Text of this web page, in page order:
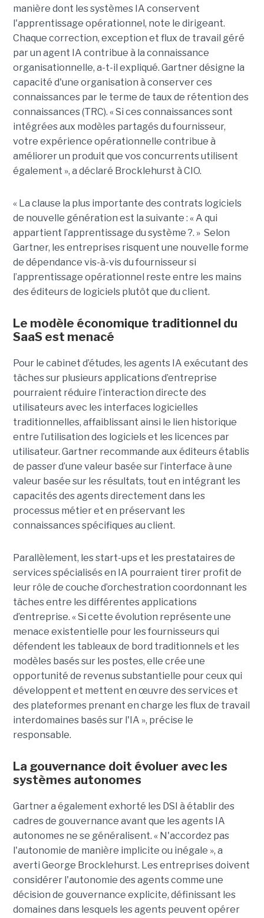
manière dont les systèmes IA conservent
l'apprentissage opérationnel, note le dirigeant.
Chaque correction, exception et flux de travail géré
par un agent IA contribue à la connaissance
organisationnelle, a-t-il expliqué. Gartner désigne la
capacité d'une organisation à conserver ces
connaissances par le terme de taux de rétention des
connaissances (TRC). « Si ces connaissances sont
intégrées aux modèles partagés du fournisseur,
votre expérience opérationnelle contribue à
améliorer un produit que vos concurrents utilisent
également », a déclaré Brocklehurst à CIO.
« La clause la plus importante des contrats logiciels
de nouvelle génération est la suivante : « A qui
appartient l’apprentissage du système ?. » Selon
Gartner, les entreprises risquent une nouvelle forme
de dépendance vis-à-vis du fournisseur si
l’apprentissage opérationnel reste entre les mains
des éditeurs de logiciels plutôt que du client.
Le modèle économique traditionnel du
SaaS est menacé
Pour le cabinet d’études, les agents IA exécutant des
tâches sur plusieurs applications d’entreprise
pourraient réduire l’interaction directe des
utilisateurs avec les interfaces logicielles
traditionnelles, affaiblissant ainsi le lien historique
entre l’utilisation des logiciels et les licences par
utilisateur. Gartner recommande aux éditeurs établis
de passer d’une valeur basée sur l’interface à une
valeur basée sur les résultats, tout en intégrant les
capacités des agents directement dans les
processus métier et en préservant les
connaissances spécifiques au client.
Parallèlement, les start-ups et les prestataires de
services spécialisés en IA pourraient tirer profit de
leur rôle de couche d’orchestration coordonnant les
tâches entre les différentes applications
d’entreprise. « Si cette évolution représente une
menace existentielle pour les fournisseurs qui
défendent les tableaux de bord traditionnels et les
modèles basés sur les postes, elle crée une
opportunité de revenus substantielle pour ceux qui
développent et mettent en œuvre des services et
des plateformes prenant en charge les flux de travail
interdomaines basés sur l'IA », précise le
responsable.
La gouvernance doit évoluer avec les
systèmes autonomes
Gartner a également exhorté les DSI à établir des
cadres de gouvernance avant que les agents IA
autonomes ne se généralisent. « N'accordez pas
l'autonomie de manière implicite ou inégale », a
averti George Brocklehurst. Les entreprises doivent
considérer l'autonomie des agents comme une
décision de gouvernance explicite, définissant les
domaines dans lesquels les agents peuvent opérer